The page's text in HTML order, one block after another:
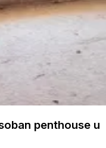
penthouse u